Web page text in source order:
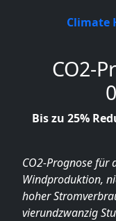
Climate
CO2-
Bis zu 25%
CO2-Prognose für
Windproduktion,
hoher
vierundzwanzig